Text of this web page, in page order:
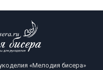
«Мелодия бисера»